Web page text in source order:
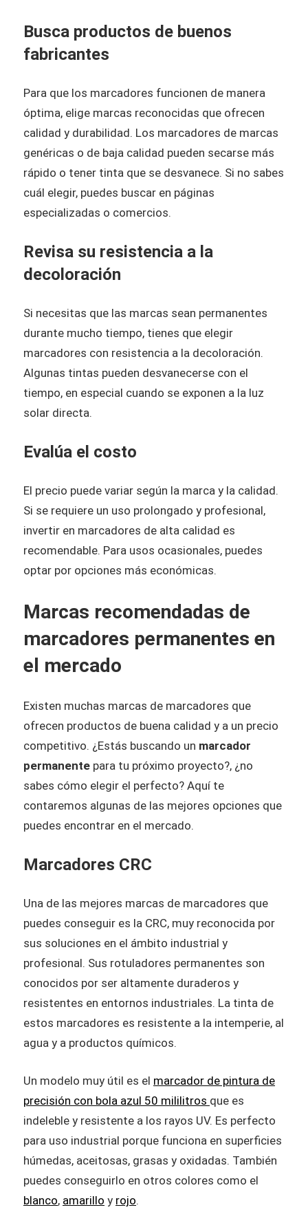
Busca productos de buenos
fabricantes
Para que los marcadores funcionen de manera
óptima, elige marcas reconocidas que ofrecen
calidad y durabilidad. Los marcadores de marcas
genéricas o de baja calidad pueden secarse más
rápido o tener tinta que se desvanece. Si no sabes
cuál elegir, puedes buscar en páginas
especializadas o comercios.
Revisa su resistencia a la
decoloración
Si necesitas que las marcas sean permanentes
durante mucho tiempo, tienes que elegir
marcadores con resistencia a la decoloración.
Algunas tintas pueden desvanecerse con el
tiempo, en especial cuando se exponen a la luz
solar directa.
Evalúa el costo
El precio puede variar según la marca y la calidad.
Si se requiere un uso prolongado y profesional,
invertir en marcadores de alta calidad es
recomendable. Para usos ocasionales, puedes
optar por opciones más económicas.
Marcas recomendadas de
marcadores permanentes en
el mercado
Existen muchas marcas de marcadores que
ofrecen productos de buena calidad y a un precio
competitivo. ¿Estás buscando un marcador
permanente​ para tu próximo proyecto?, ¿no
sabes cómo elegir el perfecto? Aquí te
contaremos algunas de las mejores opciones que
puedes encontrar en el mercado.
Marcadores CRC
Una de las mejores marcas de marcadores que
puedes conseguir es la CRC, muy reconocida por
sus soluciones en el ámbito industrial y
profesional. Sus rotuladores permanentes son
conocidos por ser altamente duraderos y
resistentes en entornos industriales. La tinta de
estos marcadores es resistente a la intemperie, al
agua y a productos químicos.
Un modelo muy útil es el marcador de pintura de
precisión con bola azul 50 mililitros que es
indeleble y resistente a los rayos UV. Es perfecto
para uso industrial porque funciona en superficies
húmedas, aceitosas, grasas y oxidadas. También
puedes conseguirlo en otros colores como el
blanco, amarillo y rojo.